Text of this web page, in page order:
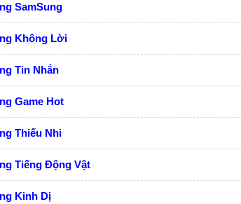
SamSung
Không Lời
Tin Nhắn
Game Hot
Thiếu Nhi
Tiếng Động Vật
Kinh Dị